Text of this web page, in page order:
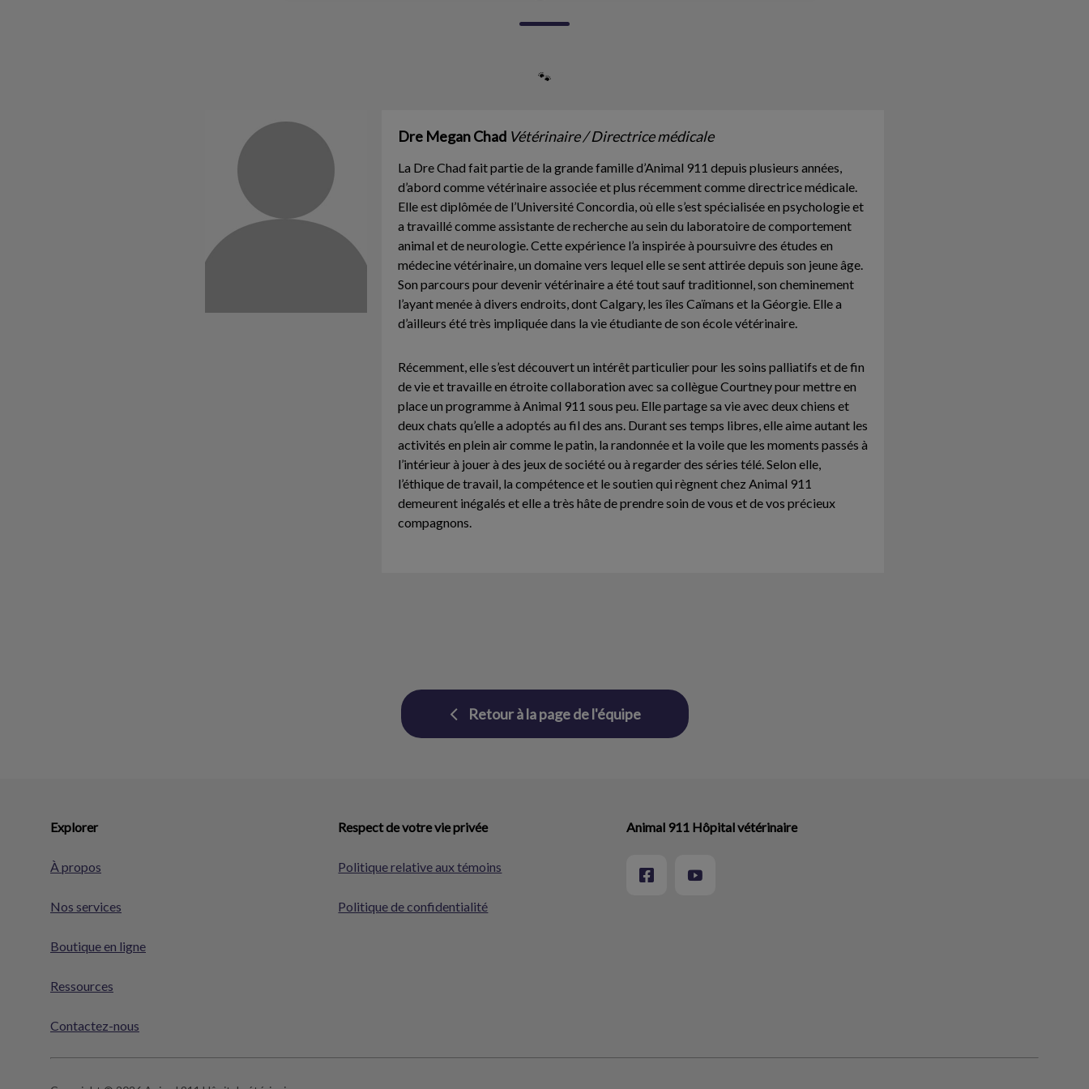
🐾
Dre Megan Chad Vétérinaire / Directrice médicale
La Dre Chad fait partie de la grande famille d’Animal 911 depuis plusieurs années,
d’abord comme vétérinaire associée et plus récemment comme directrice médicale.
Elle est diplômée de l’Université Concordia, où elle s’est spécialisée en psychologie et
a travaillé comme assistante de recherche au sein du laboratoire de comportement
animal et de neurologie. Cette expérience l’a inspirée à poursuivre des études en
médecine vétérinaire, un domaine vers lequel elle se sent attirée depuis son jeune âge.
Son parcours pour devenir vétérinaire a été tout sauf traditionnel, son cheminement
l’ayant menée à divers endroits, dont Calgary, les îles Caïmans et la Géorgie. Elle a
d’ailleurs été très impliquée dans la vie étudiante de son école vétérinaire.
Récemment, elle s’est découvert un intérêt particulier pour les soins palliatifs et de fin
de vie et travaille en étroite collaboration avec sa collègue Courtney pour mettre en
place un programme à Animal 911 sous peu. Elle partage sa vie avec deux chiens et
deux chats qu’elle a adoptés au fil des ans. Durant ses temps libres, elle aime autant les
activités en plein air comme le patin, la randonnée et la voile que les moments passés à
l’intérieur à jouer à des jeux de société ou à regarder des séries télé. Selon elle,
l’éthique de travail, la compétence et le soutien qui règnent chez Animal 911
demeurent inégalés et elle a très hâte de prendre soin de vous et de vos précieux
compagnons.
Retour à la page de l'équipe
Explorer
À propos
Nos services
Boutique en ligne
Ressources
Contactez-nous
Respect de votre vie privée
Politique relative aux témoins
Politique de confidentialité
Animal 911 Hôpital vétérinaire